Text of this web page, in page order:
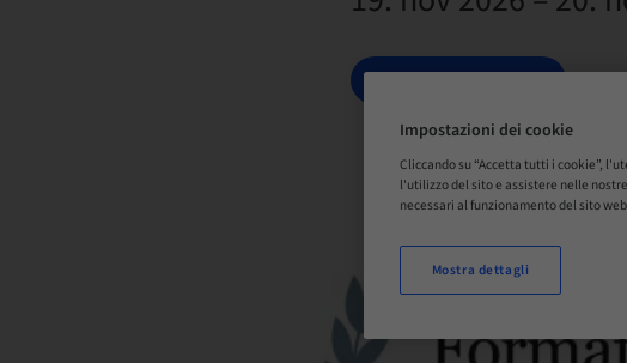
PRENOTA ORA
Impostazioni dei cookie
Cliccando su “Accetta tutti i cookie”,
l'utilizzo del sito e assistere nelle
necessari al funzionamento del sito
Mostra dettagli